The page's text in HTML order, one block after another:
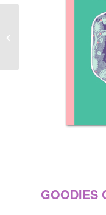
GOODIES